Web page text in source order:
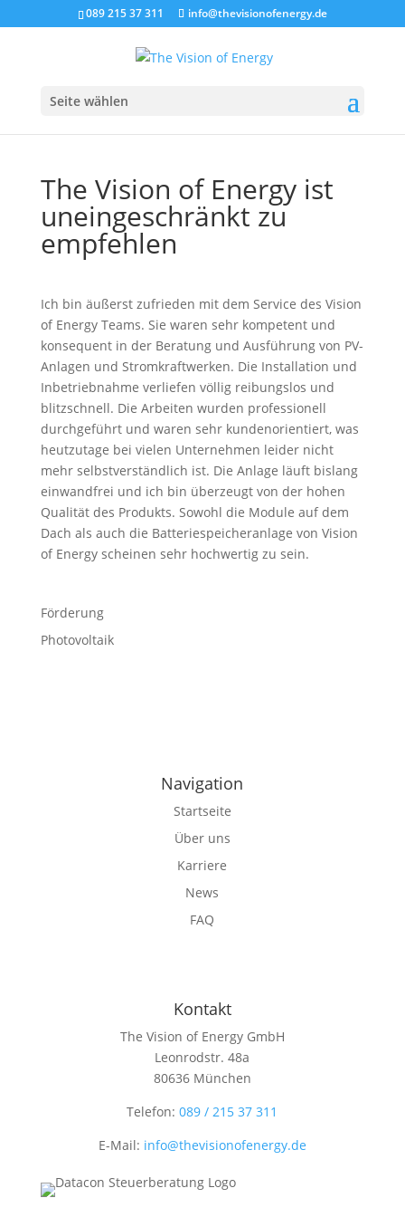
089 215 37 311 info@thevisionofenergy.de
Seite wählen
The Vision of Energy ist
uneingeschränkt zu
empfehlen
Ich bin äußerst zufrieden mit dem Service des Vision
of Energy Teams. Sie waren sehr kompetent und
konsequent in der Beratung und Ausführung von PV-
Anlagen und Stromkraftwerken. Die Installation und
Inbetriebnahme verliefen völlig reibungslos und
blitzschnell. Die Arbeiten wurden professionell
durchgeführt und waren sehr kundenorientiert, was
heutzutage bei vielen Unternehmen leider nicht
mehr selbstverständlich ist. Die Anlage läuft bislang
einwandfrei und ich bin überzeugt von der hohen
Qualität des Produkts. Sowohl die Module auf dem
Dach als auch die Batteriespeicheranlage von Vision
of Energy scheinen sehr hochwertig zu sein.
Förderung
Photovoltaik
Navigation
Startseite
Über uns
Karriere
News
FAQ
Kontakt
The Vision of Energy GmbH
Leonrodstr. 48a
80636 München
Telefon:089 / 215 37 311
E-Mail: info@thevisionofenergy.de